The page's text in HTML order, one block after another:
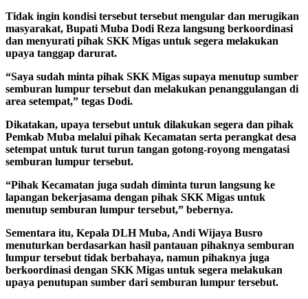
Tidak ingin kondisi tersebut tersebut mengular dan merugikan
masyarakat, Bupati Muba Dodi Reza langsung berkoordinasi
dan menyurati pihak SKK Migas untuk segera melakukan
upaya tanggap darurat.
“Saya sudah minta pihak SKK Migas supaya menutup sumber
semburan lumpur tersebut dan melakukan penanggulangan di
area setempat,” tegas Dodi.
Dikatakan, upaya tersebut untuk dilakukan segera dan pihak
Pemkab Muba melalui pihak Kecamatan serta perangkat desa
setempat untuk turut turun tangan gotong-royong mengatasi
semburan lumpur tersebut.
“Pihak Kecamatan juga sudah diminta turun langsung ke
lapangan bekerjasama dengan pihak SKK Migas untuk
menutup semburan lumpur tersebut,” bebernya.
Sementara itu, Kepala DLH Muba, Andi Wijaya Busro
menuturkan berdasarkan hasil pantauan pihaknya semburan
lumpur tersebut tidak berbahaya, namun pihaknya juga
berkoordinasi dengan SKK Migas untuk segera melakukan
upaya penutupan sumber dari semburan lumpur tersebut.